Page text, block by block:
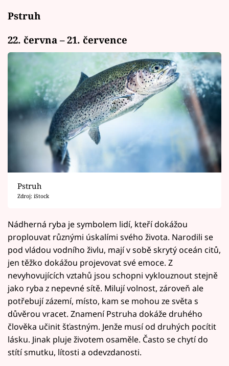
Pstruh
22. června – 21. července
Pstruh
Zdroj: iStock
Nádherná ryba je symbolem lidí, kteří dokážou
proplouvat různými úskalími svého života. Narodili se
pod vládou vodního živlu, mají v sobě skrytý oceán citů,
jen těžko dokážou projevovat své emoce. Z
nevyhovujících vztahů jsou schopni vyklouznout stejně
jako ryba z nepevné sítě. Milují volnost, zároveň ale
potřebují zázemí, místo, kam se mohou ze světa s
důvěrou vracet. Znamení Pstruha dokáže druhého
člověka učinit šťastným. Jenže musí od druhých pocítit
lásku. Jinak pluje životem osaměle. Často se chytí do
stítí smutku, lítosti a odevzdanosti.